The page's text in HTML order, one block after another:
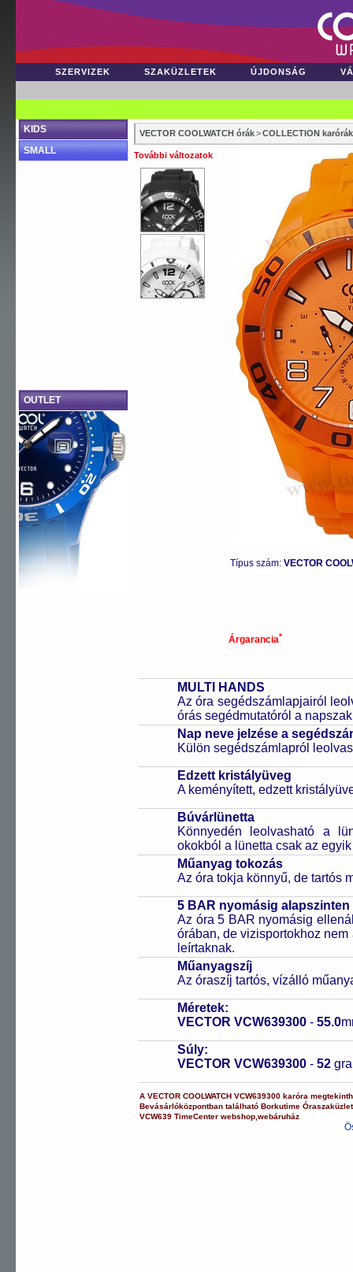
SZERVIZEK SZAKÜZLETEK ÚJDONSÁG
KIDS
SMALL
OUTLET
VECTOR COOLWATCH órák>COLLECTION karórák
További változatok
Típus szám: VECTOR
Árgarancia*
MULTI HANDS
Az óra segédszámlapjairól
órás segédmutatóról a
Nap neve jelzése a
Külön segédszámlapról
Edzett kristályüveg
A keményített, edzett
Búvárlünetta
Könnyedén leolvasható a
okokból a lünetta csak az
Műanyag tokozás
Az óra tokja könnyű, de tartós
5 BAR nyomásig alapszinten
Az óra 5 BAR nyomásig
órában, de vizisportokhoz
leírtaknak.
Műanyagszíj
Az óraszíj tartós, vízálló
Méretek:
VECTOR VCW639300 - 55.0
Súly:
VECTOR VCW639300 - 52
AVECTOR COOLWATCH VCW639300 karóra
Bevásárlóközpontban található Borkutime
VCW639 TimeCenter webshop ,webáruház